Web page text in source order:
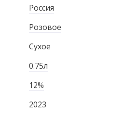
Россия
Розовое
Сухое
0.75л
12%
2023